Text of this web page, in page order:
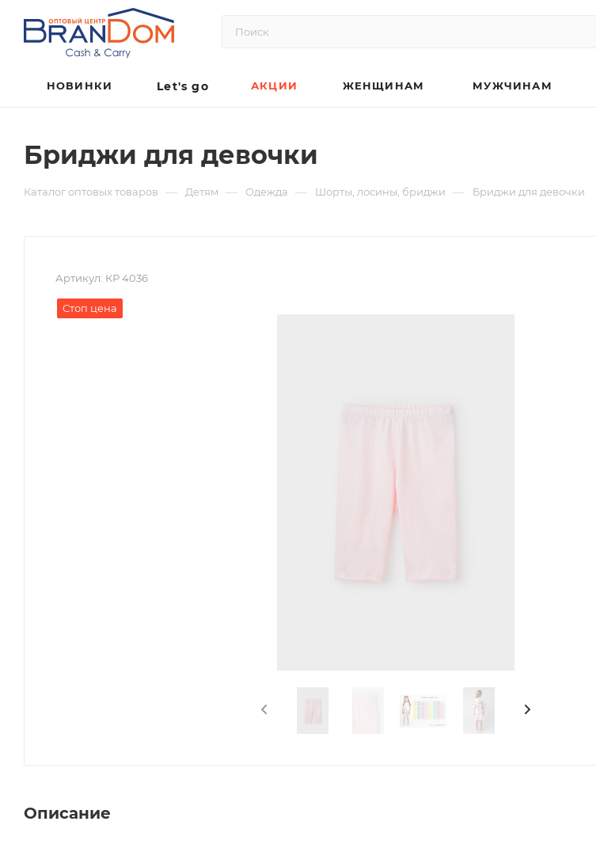
НОВИНКИ Let's go АКЦИИ ЖЕНЩИНАМ МУЖЧИНАМ
Бриджи для девочки
Каталог оптовых товаров — Детям — Одежда — Шорты, лосины, бриджи — Бриджи для девочки
Артикул: КР 4036
Стоп цена
Описание